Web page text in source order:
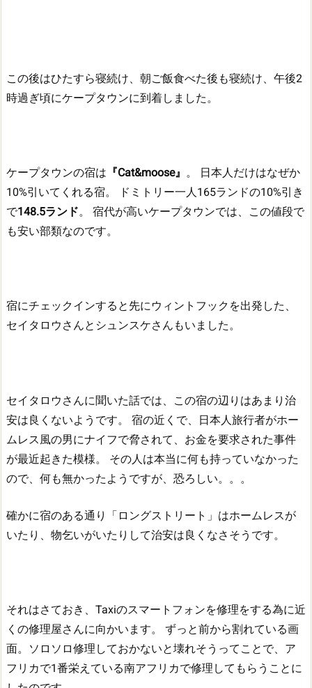
この後はひたすら寝続け、朝ご飯食べた後も寝続け、午後2
時過ぎ頃にケープタウンに到着しました。
ケープタウンの宿は 『Cat&moose』 。
日本人だけはなぜか
10%引いてくれる宿。
ドミトリー一人165ランドの10%引き
で148.5ランド。
宿代が高いケープタウンでは、この値段で
も安い部類なのです。
宿にチェックインすると先にウィントフックを出発した、
セイタロウさんとシュンスケさんもいました。
セイタロウさんに聞いた話では、この宿の辺りはあまり治
安は良くないようです。
宿の近くで、日本人旅行者がホー
ムレス風の男にナイフで脅されて、お金を要求された事件
が最近起きた模様。
その人は本当に何も持っていなかった
ので、何も無かったようですが、恐ろしい。。。
確かに宿のある通り「ロングストリート」はホームレスが
いたり、物乞いがいたりして治安は良くなさそうです。
それはさておき、Taxiのスマートフォンを修理をする為に近
くの修理屋さんに向かいます。
ずっと前から割れている画
面。ソロソロ修理しておかないと壊れそうってことで、ア
フリカで1番栄えている南アフリカで修理してもらうことに